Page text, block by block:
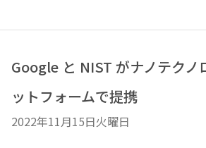
Google と NIST がナノテクノ
ットフォームで提携
2022年11月15日火曜日